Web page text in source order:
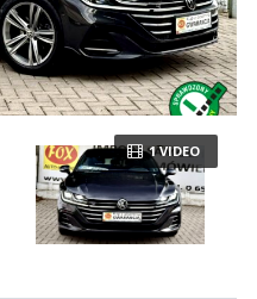
1 VIDEO